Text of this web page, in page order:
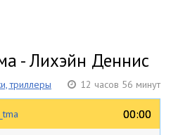
- Лихэйн Деннис
триллеры 12 часов 56 минут
00:00
00:00